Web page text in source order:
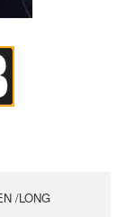
/LONG